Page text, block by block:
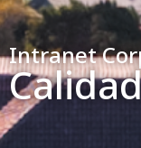
Intranet